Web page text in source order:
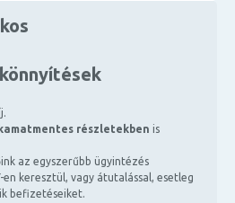
kamatmentes részletekben is
az egyszerűbb ügyintézés
en keresztül, vagy átutalással, esetleg
befizetéseiket.